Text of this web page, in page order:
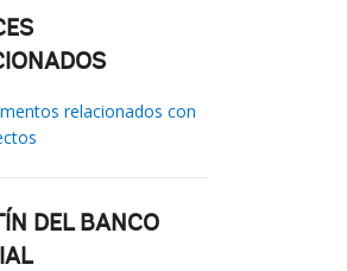
relacionados con
DEL BANCO